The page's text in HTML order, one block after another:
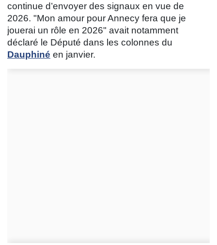
continue d’envoyer des signaux en vue de
2026. "Mon amour pour Annecy fera que je
jouerai un rôle en 2026" avait notamment
déclaré le Député dans les colonnes du
Dauphiné en janvier.